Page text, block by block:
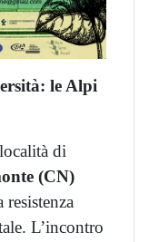
le Alpi
di
(CN)
L’incontro